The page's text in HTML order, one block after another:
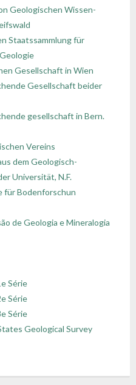
Geologischen Wissen-
Staatssammlung für
Gesellschaft in Wien
Gesellschaft beider
gesellschaft in Bern.
Vereins
dem Geologisch-
Universität, N.F.
für Bodenforschun
de Geologia e Mineralogia
Série
Série
Série
Geological Survey